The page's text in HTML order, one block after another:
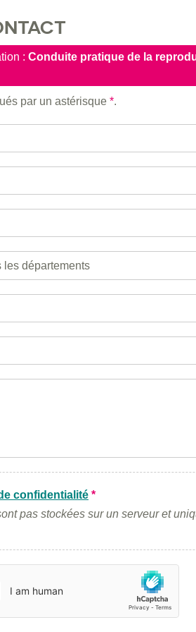
: Conduite pratique de la
par un astérisque *.
confidentialité *
pas stockées sur un serveur et